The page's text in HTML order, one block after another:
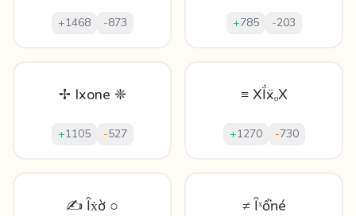
+1468 -873 +785 -203
✢ Ixone ❈
+1105 -527
≡ XḮẍₒX
+1270 -730
✍ Ȋẋờ ○ ≠ Ȋˣổŉé